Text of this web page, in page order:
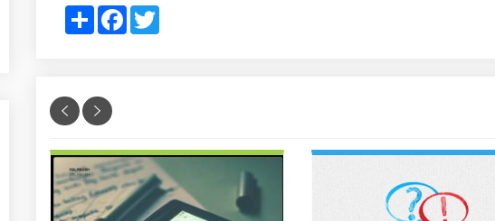
Share
FacebookTwitter